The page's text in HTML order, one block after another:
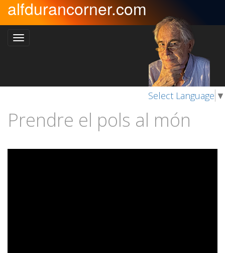
alfdurancorner.com
Select Language ▼
Prendre el pols al món